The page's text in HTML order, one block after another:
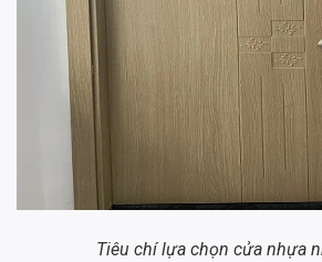
Tiêu chí lựa chọn cửa nhựa